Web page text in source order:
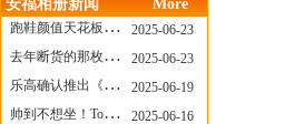
安福相册新闻 More
跑鞋颜值天花板？日常也能帅一脸
2025-06-23
去年断货的那枚表， CASIO指环表又要发售了
2025-06-23
乐高确认推出《哥斯拉》积木，这设计也太酷了！
2025-06-19
帅到不想坐！Tom Sachs x Helinox 这把露营椅太炸了
2025-06-16